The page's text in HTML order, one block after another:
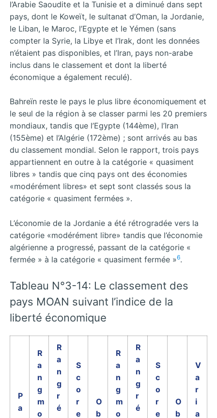
l’Arabie Saoudite et la Tunisie et a diminué dans sept
pays, dont le Koweït, le sultanat d’Oman, la Jordanie,
le Liban, le Maroc, l’Egypte et le Yémen (sans
compter la Syrie, la Libye et l’Irak, dont les données
n’étaient pas disponibles, et l’Iran, pays non-arabe
inclus dans le classement et dont la liberté
économique a également reculé).
Bahreïn reste le pays le plus libre économiquement et
le seul de la région à se classer parmi les 20 premiers
mondiaux, tandis que l’Egypte (144ème), l’Iran
(155ème) et l’Algérie (172ème) ; sont arrivés au bas
du classement mondial. Selon le rapport, trois pays
appartiennent en outre à la catégorie « quasiment
libres » tandis que cinq pays ont des économies
«modérément libres» et sept sont classés sous la
catégorie « quasiment fermées ».
L’économie de la Jordanie a été rétrogradée vers la
catégorie «modérément libre» tandis que l’économie
algérienne a progressé, passant de la catégorie «
fermée » à la catégorie « quasiment fermée »6.
Tableau N°3-14: Le classement des
pays MOAN suivant l’indice de la
liberté économique
P
a
R
a
n
g
m
o
R
a
n
g
r
é
S
c
o
r
e
O
b
R
a
n
g
m
o
R
a
n
g
r
é
S
c
o
r
e
O
b
V
a
r
i
a